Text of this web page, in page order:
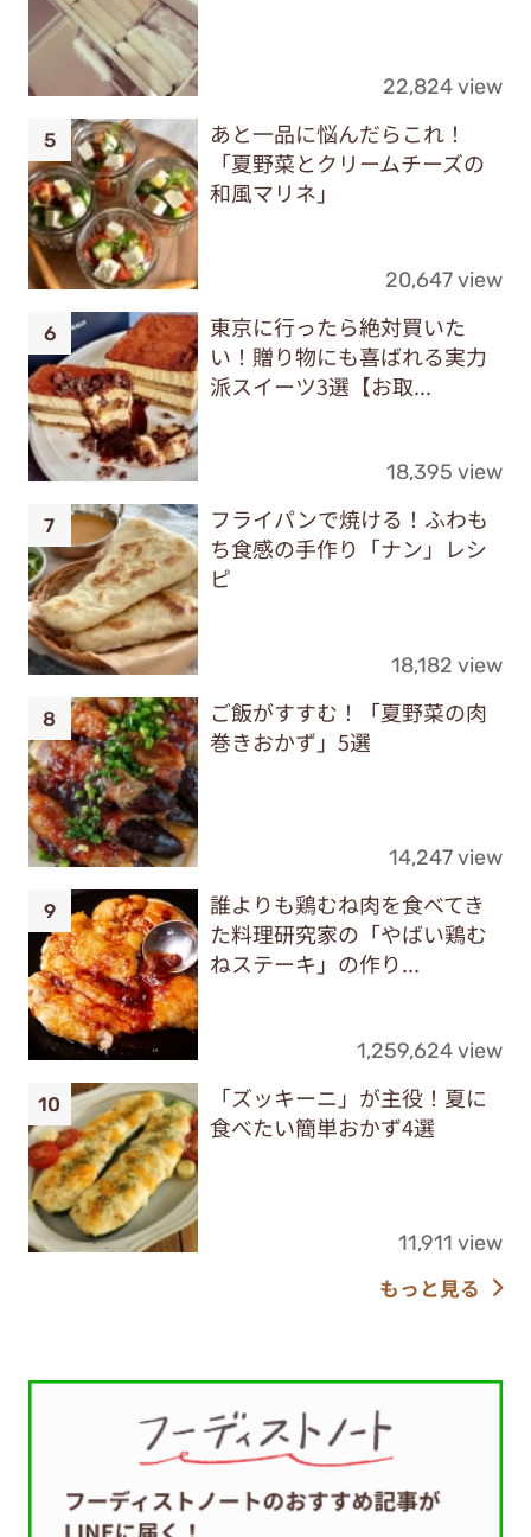
22,824 view
あと一品に悩んだらこれ！
「夏野菜とクリームチーズの
和風マリネ」
20,647 view
東京に行ったら絶対買いた
い！贈り物にも喜ばれる実力
派スイーツ3選【お取...
18,395 view
フライパンで焼ける！ふわも
ち食感の手作り「ナン」レシ
ピ
18,182 view
ご飯がすすむ！「夏野菜の肉
巻きおかず」5選
14,247 view
誰よりも鶏むね肉を食べてき
た料理研究家の「やばい鶏む
ねステーキ」の作り...
1,259,624 view
「ズッキーニ」が主役！夏に
食べたい簡単おかず4選
11,911 view
もっと見る